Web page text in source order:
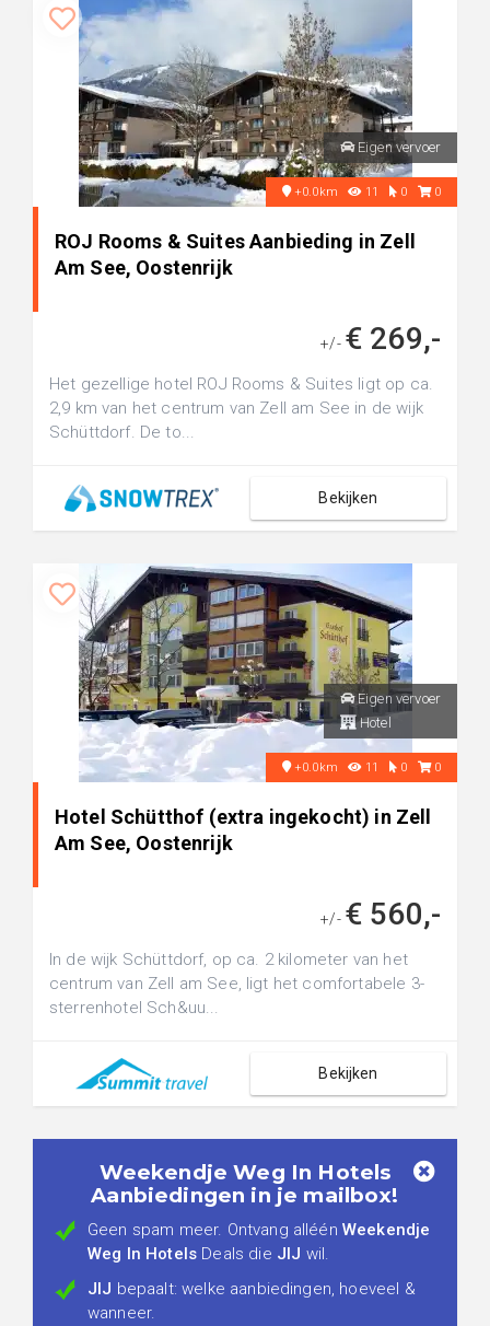
Eigen vervoer
+0.0km 11 0 0
ROJ Rooms & Suites Aanbieding in Zell
Am See, Oostenrijk
+/- € 269,-
Het gezellige hotel ROJ Rooms & Suites ligt op ca.
2,9 km van het centrum van Zell am See in de wijk
Schüttdorf. De to...
Bekijken
Eigen vervoer
Hotel
+0.0km 11 0 0
Hotel Schütthof (extra ingekocht) in Zell
Am See, Oostenrijk
+/- € 560,-
In de wijk Schüttdorf, op ca. 2 kilometer van het
centrum van Zell am See, ligt het comfortabele 3-
sterrenhotel Sch&uu...
Bekijken
Weekendje Weg In Hotels
Aanbiedingen in je mailbox!
Geen spam meer. Ontvang alléén Weekendje
Weg In Hotels Deals die JIJ wil.
JIJ bepaalt: welke aanbiedingen, hoeveel &
wanneer.